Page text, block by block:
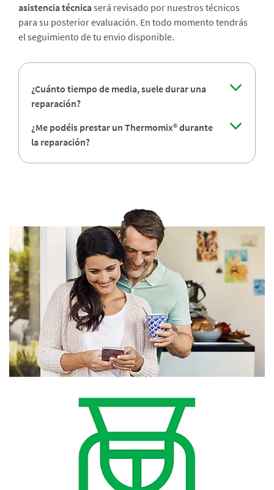
asistencia técnicaserá revisado por nuestros técnicos
para su posterior evaluación. En todo momento tendrás
el seguimiento de tu envio disponible.
¿Cuánto tiempo de media, suele durar una
reparación?
¿Me podéis prestar un Thermomix® durante
la reparación?